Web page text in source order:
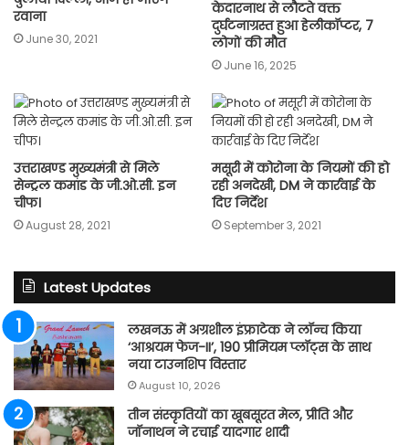
रवाना
June 30, 2021
केदारनाथ से लौटते वक्त
दुर्घटनाग्रस्त हुआ हेलीकॉप्टर, 7
लोगों की मौत
June 16, 2025
उत्तराखण्ड मुख्यमंत्री से मिले
सेन्ट्रल कमांड के जी.ओ.सी. इन
चीफ।
August 28, 2021
मसूरी में कोरोना के नियमों की हो
रही अनदेखी, DM ने कार्रवाई के
दिए निर्देश
September 3, 2021
Latest Updates
लखनऊ में अग्रशील इंफ्राटेक ने लॉन्च किया
‘आश्रयम फेज-II’, 190 प्रीमियम प्लॉट्स के साथ
नया टाउनशिप विस्तार
August 10, 2026
तीन संस्कृतियों का खूबसूरत मेल, प्रीति और
जॉनाथन ने रचाई यादगार शादी